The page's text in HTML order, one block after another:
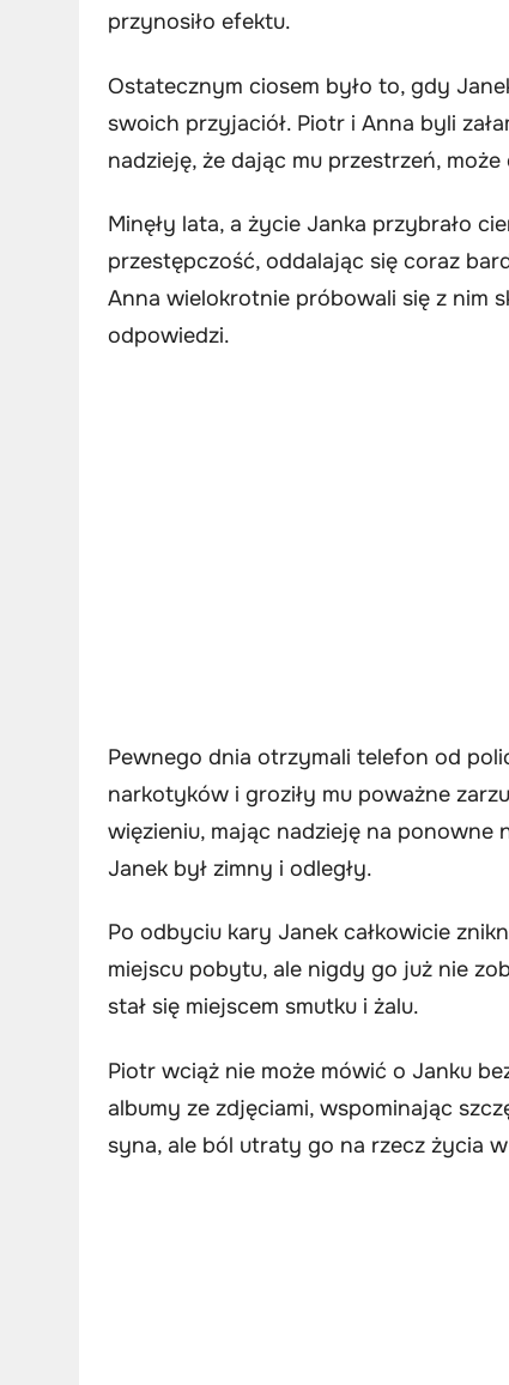
przynosiło efektu.
Ostatecznym ciosem było to, gdy
swoich przyjaciół. Piotr i Anna byli
nadzieję, że dając mu przestrzeń,
Minęły lata, a życie Janka przybrało
przestępczość, oddalając się coraz
Anna wielokrotnie próbowali się z nim
odpowiedzi.
Pewnego dnia otrzymali telefon od
narkotyków i groziły mu poważne
więzieniu, mając nadzieję na ponowne
Janek był zimny i odległy.
Po odbyciu kary Janek całkowicie
miejscu pobytu, ale nigdy go już nie
stał się miejscem smutku i żalu.
Piotr wciąż nie może mówić o Janku
albumy ze zdjęciami, wspominając
syna, ale ból utraty go na rzecz życia